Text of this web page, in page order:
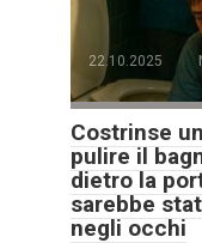
22.10.2025
Costrinse
pulire il
dietro la
sarebbe
negli occhi